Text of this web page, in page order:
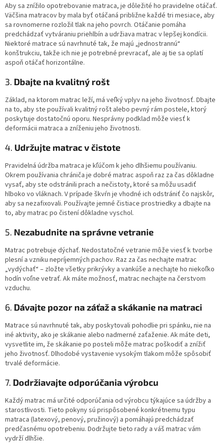
Aby sa znížilo opotrebovanie matraca, je dôležité ho pravidelne otáčať.
Väčšina matracov by mala byť otáčaná približne každé tri mesiace, aby
sa rovnomerne rozložil tlak na jeho povrch. Otáčanie pomáha
predchádzať vytváraniu priehlbín a udržiava matrac v lepšej kondícii.
Niektoré matrace sú navrhnuté tak, že majú „jednostrannú“
konštrukciu, takže ich nie je potrebné prevracať, ale aj tie sa oplatí
aspoň otáčať horizontálne.
3. Dbajte na kvalitný rošt
Základ, na ktorom matrac leží, má veľký vplyv na jeho životnosť. Dbajte
na to, aby ste používali kvalitný rošt alebo pevný rám postele, ktorý
poskytuje dostatočnú oporu. Nesprávny podklad môže viesť k
deformácii matraca a zníženiu jeho životnosti.
4. Udržujte matrac v čistote
Pravidelná údržba matraca je kľúčom k jeho dlhšiemu používaniu.
Okrem používania chrániča je dobré matrac aspoň raz za čas dôkladne
vysať, aby ste odstránili prach a nečistoty, ktoré sa môžu usadiť
hlboko vo vláknach. V prípade škvŕn je vhodné ich odstrániť čo najskôr,
aby sa nezafixovali. Používajte jemné čistiace prostriedky a dbajte na
to, aby matrac po čistení dôkladne vyschol.
5. Nezabudnite na správne vetranie
Matrac potrebuje dýchať. Nedostatočné vetranie môže viesť k tvorbe
plesní a vzniku nepríjemných pachov. Raz za čas nechajte matrac
„vydýchať“ – zložte všetky prikrývky a vankúše a nechajte ho niekoľko
hodín voľne vetrať. Ak máte možnosť, matrac nechajte na čerstvom
vzduchu.
6. Dávajte pozor na záťaž a skákanie na matraci
Matrace sú navrhnuté tak, aby poskytovali pohodlie pri spánku, nie na
iné aktivity, ako je skákanie alebo nadmerné zaťaženie. Ak máte deti,
vysvetlite im, že skákanie po posteli môže matrac poškodiť a znížiť
jeho životnosť. Dlhodobé vystavenie vysokým tlakom môže spôsobiť
trvalé deformácie.
7. Dodržiavajte odporúčania výrobcu
Každý matrac má určité odporúčania od výrobcu týkajúce sa údržby a
starostlivosti. Tieto pokyny sú prispôsobené konkrétnemu typu
matraca (latexový, penový, pružinový) a pomáhajú predchádzať
predčasnému opotrebeniu. Dodržujte tieto rady a váš matrac vám
vydrží dlhšie.